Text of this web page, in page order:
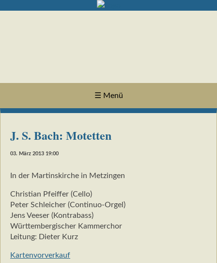
☰ Menü
J. S. Bach: Motetten
03. März 2013 19:00
In der Martinskirche in Metzingen
Christian Pfeiffer (Cello)
Peter Schleicher (Continuo-Orgel)
Jens Veeser (Kontrabass)
Württembergischer Kammerchor
Leitung: Dieter Kurz
Kartenvorverkauf